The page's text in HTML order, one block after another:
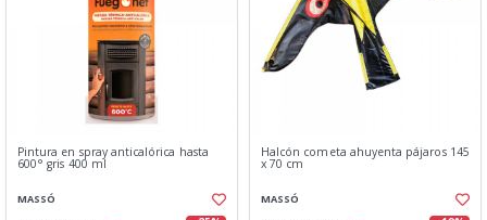
Pintura en spray anticalórica hasta
600° gris 400 ml
MASSÓ
Halcón cometa ahuyenta pájaros 145
x 70 cm
MASSÓ